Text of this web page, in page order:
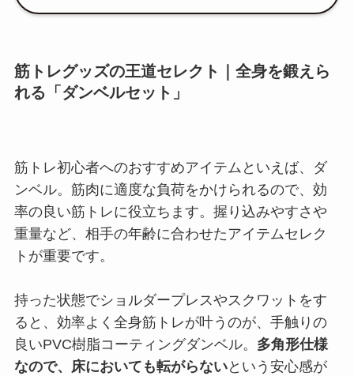
筋トレグッズの王道セレクト｜全身を鍛えら
れる「ダンベルセット」
筋トレ初心者へのおすすめアイテムといえば、ダ
ンベル。筋肉に適度な負荷をかけられるので、効
率の良い筋トレに役立ちます。握り込みやすさや
重量など、相手の年齢に合わせたアイテムセレク
トが重要です。
持った状態でショルダープレスやスクワットをす
ると、効率よく全身筋トレが叶うのが、手触りの
良いPVC樹脂コーティングダンベル。 多角形仕様
なので、床においても転がらないという安心感が